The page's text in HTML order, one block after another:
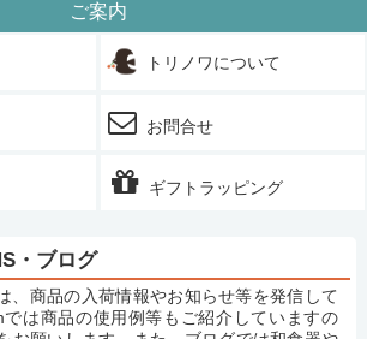
ご案内
トリノワについて
お問合せ
ギフトラッピング
・ブログ
、商品の入荷情報やお知らせ等を発信して
は商品の使用例等もご紹介していますの